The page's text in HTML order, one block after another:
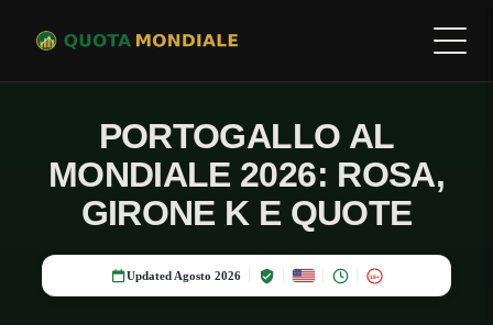
PORTOGALLO AL
MONDIALE 2026: ROSA,
GIRONE K E QUOTE
Updated Agosto 2026 18+